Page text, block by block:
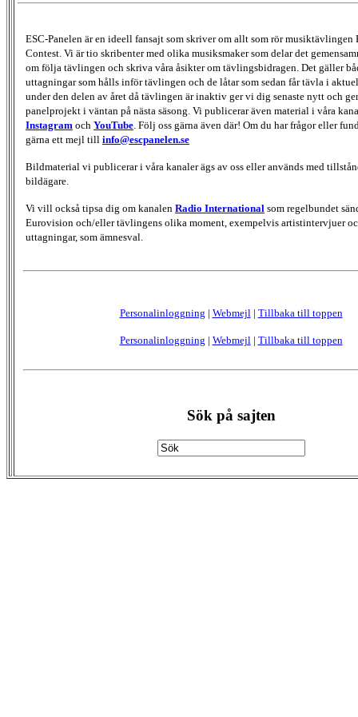
ESC-Panelen är en ideell fansajt som skriver om allt som rör musiktävlingen
Contest. Vi är tio skribenter med olika musiksmaker som delar det
om följa tävlingen och skriva våra åsikter om tävlingsbidragen. Det gäller
uttagningar som hålls inför tävlingen och de låtar som sedan får tävla i
under den delen av året då tävlingen är inaktiv ger vi dig senaste nytt och
panelprojekt i väntan på nästa säsong. Vi publicerar även material i våra
Instagram och YouTube. Följ oss gärna även där! Om du har frågor eller
gärna ett mejl till info@escpanelen.se
Bildmaterial vi publicerar i våra kanaler ägs av oss eller används med
bildägare.
Vi vill också tipsa dig om kanalen Radio International som regelbundet
Eurovision och/eller tävlingens olika moment, exempelvis artistintervjuer
uttagningar, som ämnesval.
Personalinloggning | Webmejl| Tillbaka till toppen
Personalinloggning | Webmejl| Tillbaka till toppen
Sök på sajten